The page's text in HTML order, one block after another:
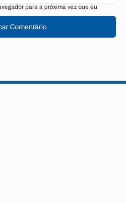
para a próxima vez que eu
Comentário